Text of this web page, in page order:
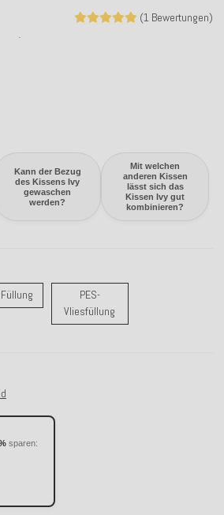
Kann der Bezug
des Kissens Ivy
gewaschen
werden?
Mit welchen
anderen Kissen
lässt sich das
Kissen Ivy gut
kombinieren?
(1 Bewertungen)
ohne FüllungPES-
Vliesfüllung
sparen: